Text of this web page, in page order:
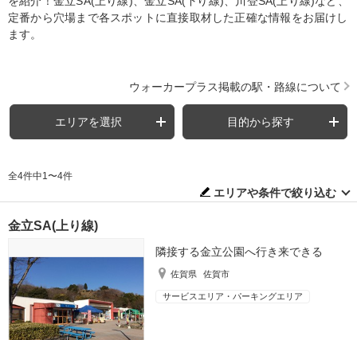
定番から穴場まで各スポットに直接取材した正確な情報をお届けし
ます。
ウォーカープラス掲載の駅・路線について
エリアを選択 目的から探す
全4件中1〜4件
エリアや条件で絞り込む
金立SA(上り線)
隣接する金立公園へ行き来できる
佐賀県 佐賀市
サービスエリア・パーキングエリア